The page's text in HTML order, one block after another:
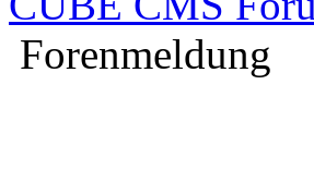
Forenmeldung